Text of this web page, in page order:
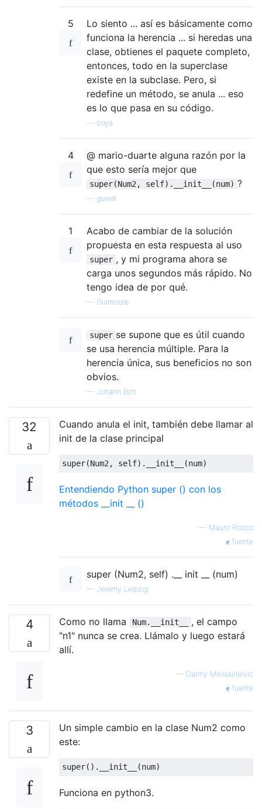
5
Lo siento ... así es básicamente como
funciona la herencia ... si heredas una
clase, obtienes el paquete completo,
entonces, todo en la superclase
existe en la subclase. Pero, si
redefine un método, se anula ... eso
es lo que pasa en su código.
coya
4
@ mario-duarte alguna razón por la
que esto sería mejor que
super(Num2, self).__init__(num) ?
guival
1
Acabo de cambiar de la solución
propuesta en esta respuesta al uso
super , y mi programa ahora se
carga unos segundos más rápido. No
tengo idea de por qué.
— Guimoute
super se supone que es útil cuando
se usa herencia múltiple. Para la
herencia única, sus beneficios no son
obvios.
— Johann Bzh
32
Cuando anula el init, también debe llamar al
init de la clase principal
Entendiendo Python super () con los
métodos __init __ ()
— Mauro Rocco
fuente
super (Num2, self) .__ init __ (num)
— Jeremy Leipzig
4 Como no llama Num.__init__
, el campo
"n1" nunca se crea. Llámalo y luego estará
allí.
— Danny Milosavljevic
fuente
3
Un simple cambio en la clase Num2 como
este:
Funciona en python3.